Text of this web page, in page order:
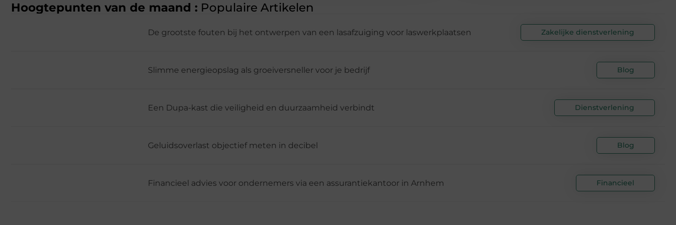
Hoogtepunten van de maand : Populaire Artikelen
De grootste fouten bij het ontwerpen van een lasafzuiging voor laswerkplaatsen Zakelijke dienstverlening
Slimme energieopslag als groeiversneller voor je bedrijf Blog
Een Dupa-kast die veiligheid en duurzaamheid verbindt Dienstverlening
Geluidsoverlast objectief meten in decibel Blog
Financieel advies voor ondernemers via een assurantiekantoor in Arnhem Financieel